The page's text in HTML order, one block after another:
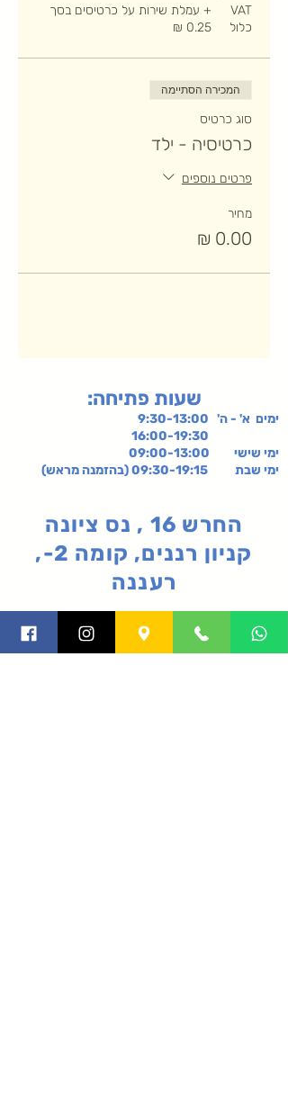
VAT
כלול
+ עמלת שירות על כרטיסים בסך
‏0.25 ‏₪
המכירה הסתיימה
סוג כרטיס
כרטיסיה - ילד
פרטים נוספים
מחיר
:שעות פתיחה
ימים א' - ה' 9:30-13:00
ימי שישי 09:00-13:00
ימי שבת 09:30-19:15 (בהזמנה מראש)
החרש 16 , נס ציונה
קניון רננים, קומה 2-,
רעננה